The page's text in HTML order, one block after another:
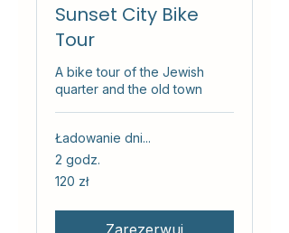
Sunset City Bike
Tour
A bike tour of the Jewish
quarter and the old town
Ładowanie dni...
2 godz.
120
złotych
120 zł